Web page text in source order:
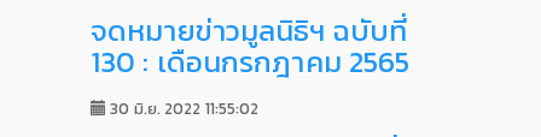
จดหมายข่าวมูลนิธิฯ ฉบับที่
130 : เดือนกรกฎาคม 2565
30 มิ.ย. 2022 11:55:02